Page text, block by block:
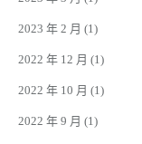
2023 年 2 月 (1)
2022 年 12 月 (1)
2022 年 10 月 (1)
2022 年 9 月 (1)